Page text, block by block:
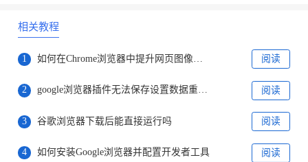
相关教程
1 阅读
2 google浏览器插件无法保存设置数据重置的恢复方法 阅读
3 谷歌浏览器下载后能直接运行吗 阅读
4 如何安装Google浏览器并配置开发者工具 阅读